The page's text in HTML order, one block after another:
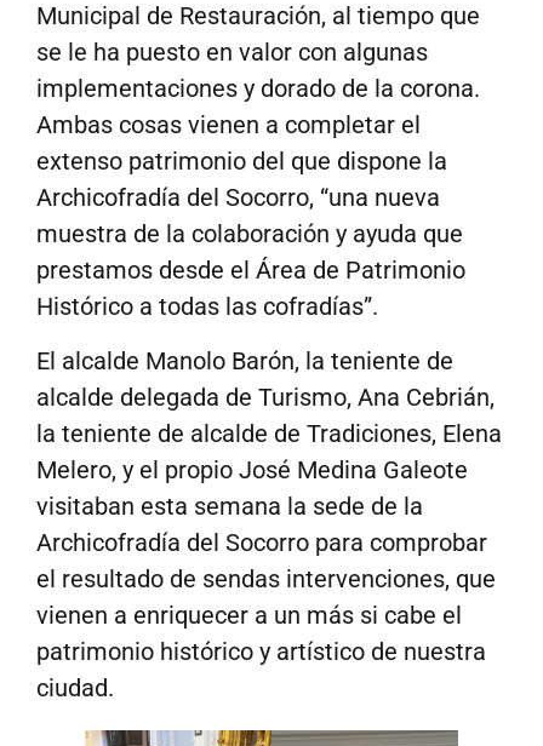
Municipal de Restauración, al tiempo que
se le ha puesto en valor con algunas
implementaciones y dorado de la corona.
Ambas cosas vienen a completar el
extenso patrimonio del que dispone la
Archicofradía del Socorro, “una nueva
muestra de la colaboración y ayuda que
prestamos desde el Área de Patrimonio
Histórico a todas las cofradías”.
El alcalde Manolo Barón, la teniente de
alcalde delegada de Turismo, Ana Cebrián,
la teniente de alcalde de Tradiciones, Elena
Melero, y el propio José Medina Galeote
visitaban esta semana la sede de la
Archicofradía del Socorro para comprobar
el resultado de sendas intervenciones, que
vienen a enriquecer a un más si cabe el
patrimonio histórico y artístico de nuestra
ciudad.